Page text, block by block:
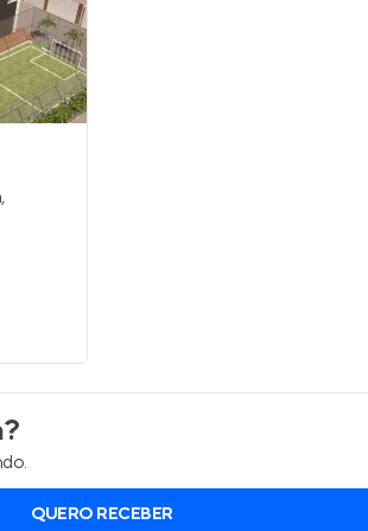
no Painel de Clientes
no Apto
,
?
QUERO RECEBER